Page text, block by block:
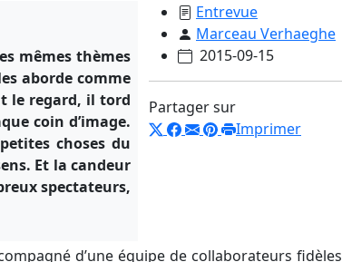
mêmes thèmes
aborde comme
le regard, il tord
coin d’image.
choses du
Et la candeur
spectateurs,
Entrevue
Marceau Verhaeghe
2015-09-15
Partager sur
Imprimer
d’une équipe de collaborateurs fidèles